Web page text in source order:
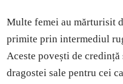
Multe femei au mărturisit
primite prin intermediul
Aceste povești de
dragostei sale pentru cei